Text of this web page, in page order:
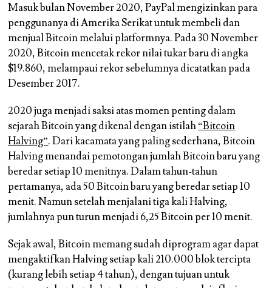
Masuk bulan November 2020, PayPal mengizinkan para
penggunanya di Amerika Serikat untuk membeli dan
menjual Bitcoin melalui platformnya. Pada 30 November
2020, Bitcoin mencetak rekor nilai tukar baru di angka
$19.860, melampaui rekor sebelumnya dicatatkan pada
Desember 2017.
2020 juga menjadi saksi atas momen penting dalam
sejarah Bitcoin yang dikenal dengan istilah“Bitcoin
Halving”. Dari kacamata yang paling sederhana, Bitcoin
Halving menandai pemotongan jumlah Bitcoin baru yang
beredar setiap 10 menitnya. Dalam tahun-tahun
pertamanya, ada 50 Bitcoin baru yang beredar setiap 10
menit. Namun setelah menjalani tiga kali Halving,
jumlahnya pun turun menjadi 6,25 Bitcoin per 10 menit.
Sejak awal, Bitcoin memang sudah diprogram agar dapat
mengaktifkan Halving setiap kali 210.000 blok tercipta
(kurang lebih setiap 4 tahun), dengan tujuan untuk